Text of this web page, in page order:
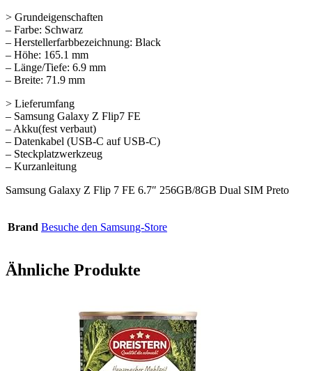
> Grundeigenschaften
– Farbe: Schwarz
– Herstellerfarbbezeichnung: Black
– Höhe: 165.1 mm
– Länge/Tiefe: 6.9 mm
– Breite: 71.9 mm
> Lieferumfang
– Samsung Galaxy Z Flip7 FE
– Akku(fest verbaut)
– Datenkabel (USB-C auf USB-C)
– Steckplatzwerkzeug
– Kurzanleitung
Samsung Galaxy Z Flip 7 FE 6.7″ 256GB/8GB Dual SIM Preto
Brand Besuche den Samsung-Store
Ähnliche Produkte